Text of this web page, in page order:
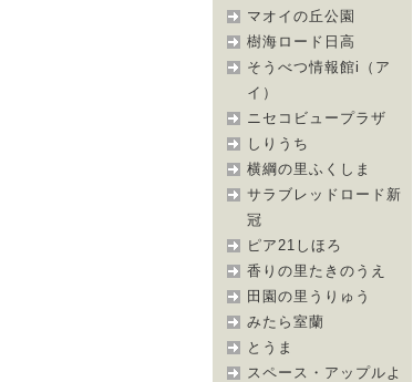
マオイの丘公園
樹海ロード日高
そうべつ情報館i（ア
イ）
ニセコビュープラザ
しりうち
横綱の里ふくしま
サラブレッドロード新
冠
ピア21しほろ
香りの里たきのうえ
田園の里うりゅう
みたら室蘭
とうま
スペース・アップルよ